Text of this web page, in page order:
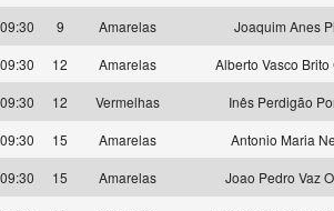
09:30
9 Amarelas
Joaquim Anes
09:30
12 Amarelas
Alberto Vasco Brito
09:30
12 Vermelhas
Inês Perdigão
09:30
15 Amarelas
Antonio Maria
09:30
15 Amarelas
Joao Pedro Vaz